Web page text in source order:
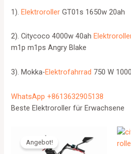
1).Elektroroller GT01s 1650w 20ah
2). Citycoco 4000w 40ah
m1p m1ps Angry Blake
3). Mokka-Elektrofahrrad 750 W
WhatsApp +8613632905138
Beste Elektroroller für Erwachsene
Angebot!